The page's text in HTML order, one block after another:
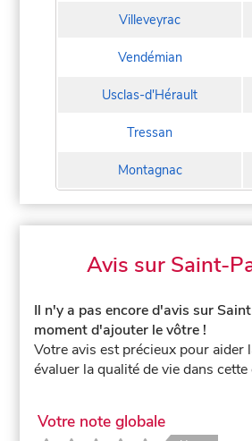
Villeveyrac
Vendémian
Usclas-d'Hérault
Tressan
Montagnac
Avis sur Saint-
Il n'y a pas encore d'avis sur
moment d'ajouter le vôtre !
Votre avis est précieux pour aider
évaluer la qualité de vie dans
Votre note globale